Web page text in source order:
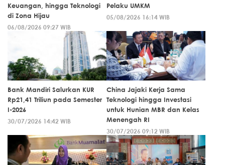
Keuangan, hingga Teknologi
di Zona Hijau
06/08/2026 09:27 WIB
Pelaku UMKM
05/08/2026 16:14 WIB
Bank Mandiri Salurkan KUR
Rp21,41 Triliun pada Semester
I-2026
30/07/2026 14:42 WIB
China Jajaki Kerja Sama
Teknologi hingga Investasi
untuk Hunian MBR dan Kelas
Menengah RI
30/07/2026 09:12 WIB